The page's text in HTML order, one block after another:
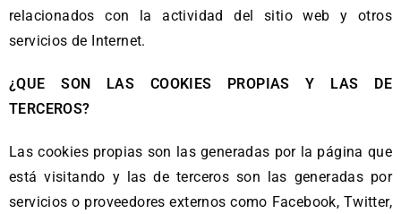
relacionados con la actividad del sitio web y otros
servicios de Internet.
¿QUE SON LAS COOKIES PROPIAS Y LAS DE
TERCEROS?
Las cookies propias son las generadas por la página que
está visitando y las de terceros son las generadas por
servicios o proveedores externos como Facebook, Twitter,